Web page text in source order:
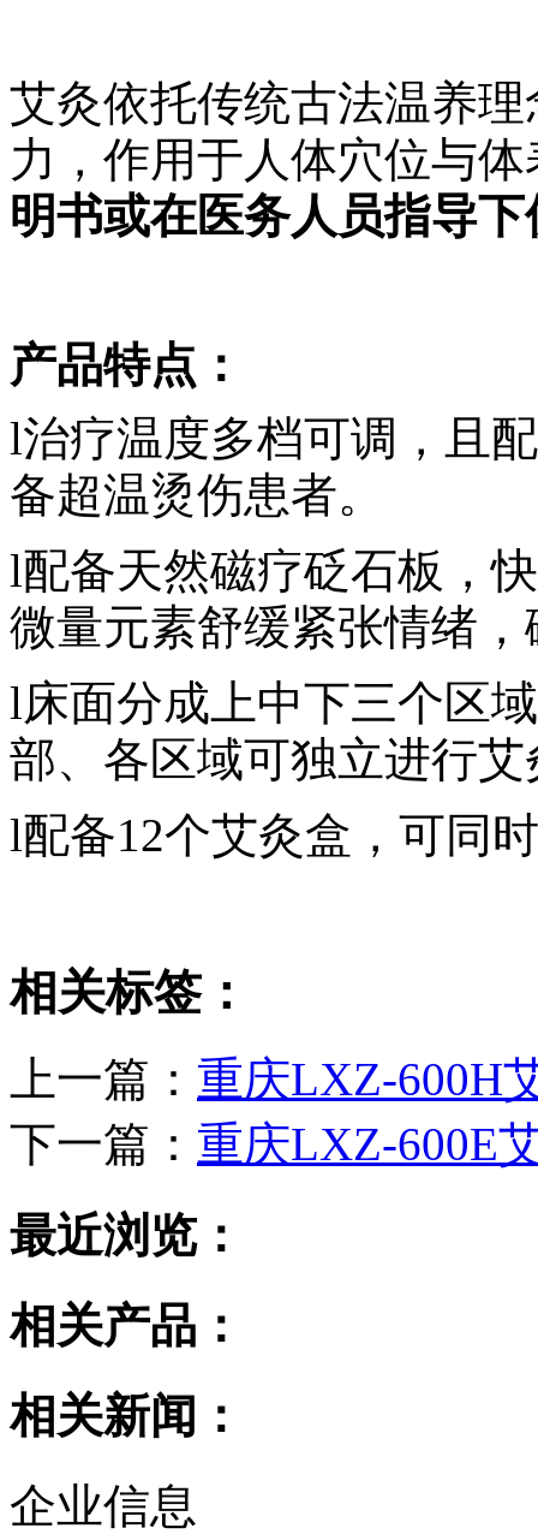
艾灸依托传统古法温养
力，作用于人体穴位与体
明书或在医务人员指导下
产品特点：
l治疗温度多档可调，且
备超温烫伤患者。
l配备天然磁疗砭石板，
微量元素舒缓紧张情绪
l床面分成上中下三个区
部、各区域可独立进行艾
l配备12个艾灸盒，可同
相关标签：
上一篇： 重庆LXZ-600H
下一篇： 重庆LXZ-600E
最近浏览：
相关产品：
相关新闻：
企业信息